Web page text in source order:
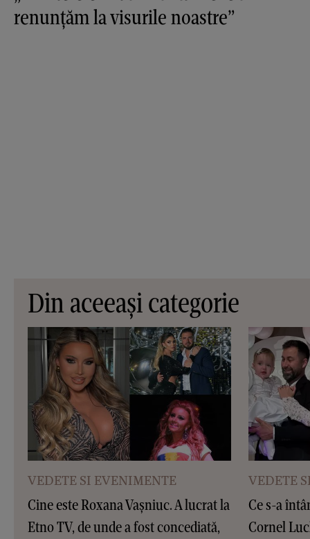
renunțăm la visurile noastre”
Din aceeași categorie
VEDETE SI EVENIMENTE
Cine este Roxana Vașniuc. A lucrat la
Etno TV, de unde a fost concediată,
VEDETE
Ce s-a
Cornel